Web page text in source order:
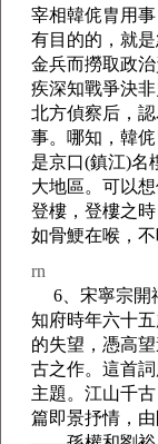
宰相韓侂胄用
有目的的，就
金兵而撈取政
疾深知戰爭決
北方偵察后，
事。哪知，韓
是京口(鎮江)名
大地區。可以
登樓，登樓之
如骨鯁在喉，不
rn
6、宋寧宗開
知府時年六十
的失望，憑高
古之作。這首
主題。江山千
篇即景抒情，